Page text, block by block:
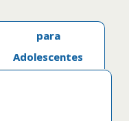
para
Adolescentes